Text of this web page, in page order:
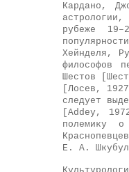
Кардано,
рубеже
Хейнделя,
философов
Шестов
[Лосев,
следует
[Addey,
полемику
Е. А.